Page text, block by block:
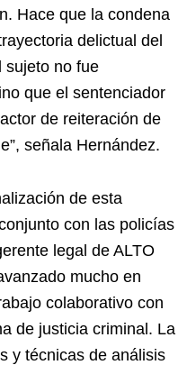
Hace que la condena
delictual del
sujeto no fue
que el sentenciador
de reiteración de
señala Hernández.
de esta
con las policías
legal de ALTO
mucho en
colaborativo con
de justicia criminal. La
y técnicas de análisis